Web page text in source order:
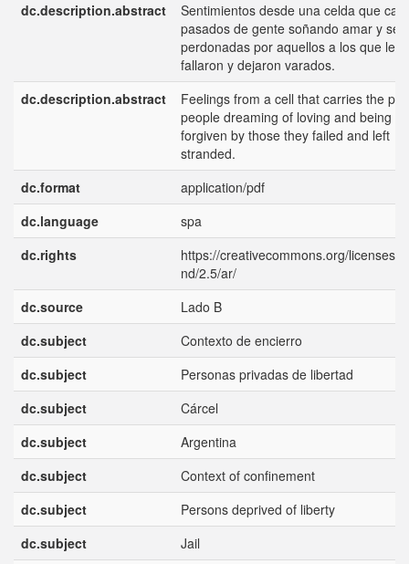
dc.description.abstract
Sentimientos desde una celda que
pasados de gente soñando amar y ser
perdonadas por aquellos a los que les
fallaron y dejaron varados.
dc.description.abstract
Feelings from a cell that carries the
people dreaming of loving and being
forgiven by those they failed and left
stranded.
dc.format
application/pdf
dc.language
spa
dc.rights
https://creativecommons.org/licenses/
nd/2.5/ar/
dc.source
Lado B
dc.subject
Contexto de encierro
dc.subject
Personas privadas de libertad
dc.subject
Cárcel
dc.subject
Argentina
dc.subject
Context of confinement
dc.subject
Persons deprived of liberty
dc.subject
Jail